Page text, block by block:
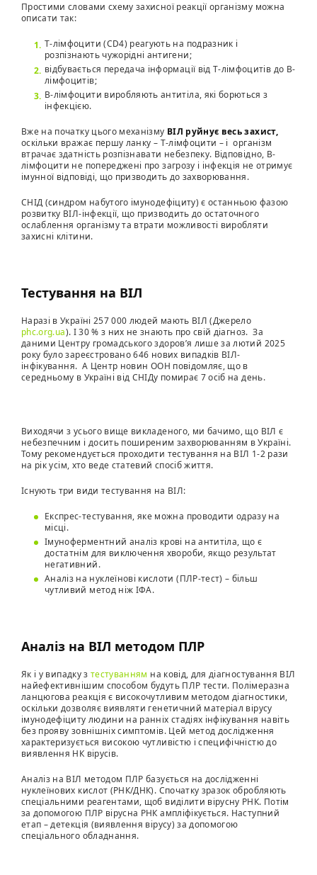
Простими словами схему захисної реакції організму можна
описати так:
Т-лімфоцити (CD4) реагують на подразник і
розпізнають чужорідні антигени;
відбувається передача інформації від Т-лімфоцитів до В-
лімфоцитів;
В-лімфоцити виробляють антитіла, які борються з
інфекцією.
Вже на початку цього механізму ВІЛ руйнує весь захист,
оскільки вражає першу ланку – Т-лімфоцити – і організм
втрачає здатність розпізнавати небезпеку. Відповідно, В-
лімфоцити не попереджені про загрозу і інфекція не отримує
імунної відповіді, що призводить до захворювання.
СНІД (синдром набутого імунодефіциту) є останньою фазою
розвитку ВІЛ-інфекції, що призводить до остаточного
ослаблення організму та втрати можливості виробляти
захисні клітини.
Тестування на ВІЛ
Наразі в Україні 257 000 людей мають ВІЛ (Джерело
phc.org.ua). І 30 % з них не знають про свій діагноз. За
даними Центру громадського здоров’я лише за лютий 2025
року було зареєстровано 646 нових випадків ВІЛ-
інфікування. А Центр новин ООН повідомляє, що в
середньому в Україні від СНІДу помирає 7 осіб на день.
Виходячи з усього вище викладеного, ми бачимо, що ВІЛ є
небезпечним і досить поширеним захворюванням в Україні.
Тому рекомендується проходити тестування на ВІЛ 1-2 рази
на рік усім, хто веде статевий спосіб життя.
Існують три види тестування на ВІЛ:
Експрес-тестування, яке можна проводити одразу на
місці.
Імуноферментний аналіз крові на антитіла, що є
достатнім для виключення хвороби, якщо результат
негативний.
Аналіз на нуклеїнові кислоти (ПЛР-тест) – більш
чутливий метод ніж ІФА.
Аналіз на ВІЛ методом ПЛР
Як і у випадку з тестуванням на ковід, для діагностування ВІЛ
найефективнішим способом будуть ПЛР тести. Полімеразна
ланцюгова реакція є високочутливим методом діагностики,
оскільки дозволяє виявляти генетичний матеріал вірусу
імунодефіциту людини на ранніх стадіях інфікування навіть
без прояву зовнішніх симптомів. Цей метод дослідження
характеризується високою чутливістю і специфічністю до
виявлення НК вірусів.
Аналіз на ВІЛ методом ПЛР базується на дослідженні
нуклеїнових кислот (РНК/ДНК). Спочатку зразок обробляють
спеціальними реагентами, щоб виділити вірусну РНК. Потім
за допомогою ПЛР вірусна РНК ампліфікується. Наступний
етап – детекція (виявлення вірусу) за допомогою
спеціального обладнання.